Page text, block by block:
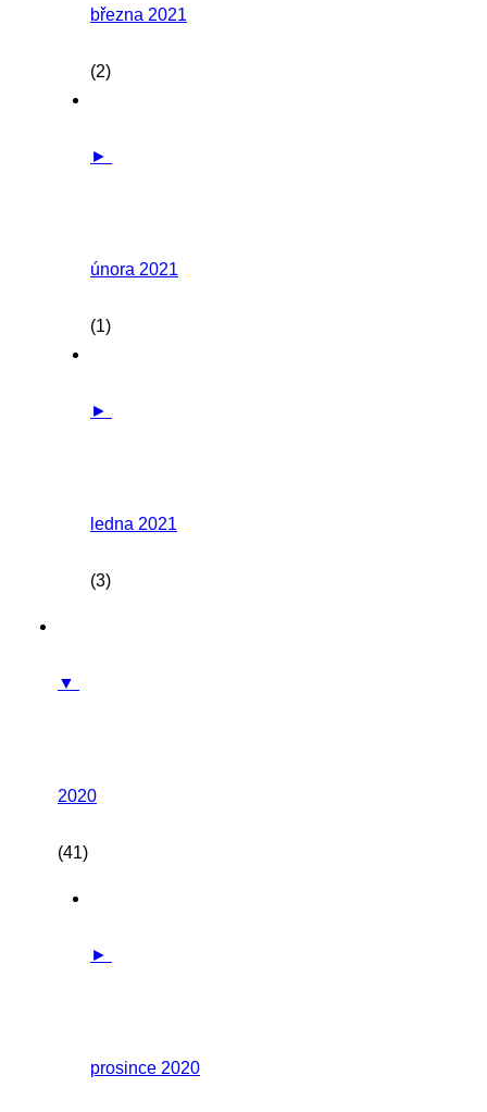
března 2021
(2)
►
února 2021
(1)
►
ledna 2021
(3)
▼
2020
(41)
►
prosince 2020